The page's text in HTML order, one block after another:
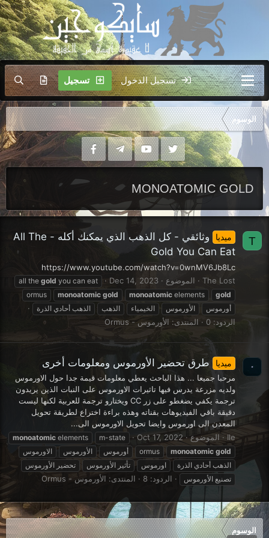
تسجيل الدخول تسجيل
الوسوم
MONOATOMIC GOLD
T ميديا
وثائقي - كل الذهب الذي يمكنك أكله - All The
Gold You Can Eat
https://www.youtube.com/watch?v=0wnMV6Jb8Lc
The Lost
الموضوع Dec 14, 2023
all the gold you can eat
gold
monoatomic elements
monoatomic gold
ormus
أورموس
الأورموس الخيمياء الذهب الذهب أحادي الذرة
الردود: 0 المنتدى: الأورموس - Ormus
ميديا طرق تحضير الأورموس ومعلومات أخرى
مرحبا جميعا ... هذا الباحث يعطي معلومات قيمة جدا حول الاورموس
ولديه مزرعة يدرس فيها تاثيرات الاورموس على النبات الذين يريدون
ترجمة يكفي يضغطو على زر CC ويختارو ترجمة للعربية لكنها ليست
دقيقة باقي الفيديوهات بقناته وهذه براءة اختراع لطريقة تحويل
المعدن الى اورموس وايضا تحويل الاورموس الى...
Ile
الموضوع Oct 17, 2022
m-state
monoatomic elements
monoatomic gold
ormus أورموس الأورموس
الاورموس
الذهب أحادي الذرة
اورموس تأثير الأورموس
تحضير الأورموس
تصنيع الأورموس
الردود: 8 المنتدى: الأورموس - Ormus
الوسوم